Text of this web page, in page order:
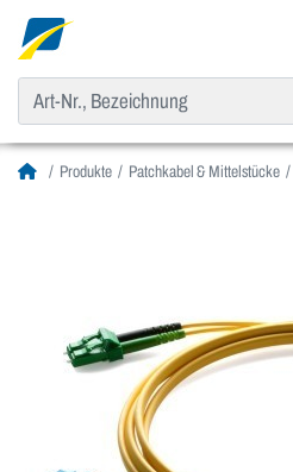
Produkte Patchkabel & Mittelstücke